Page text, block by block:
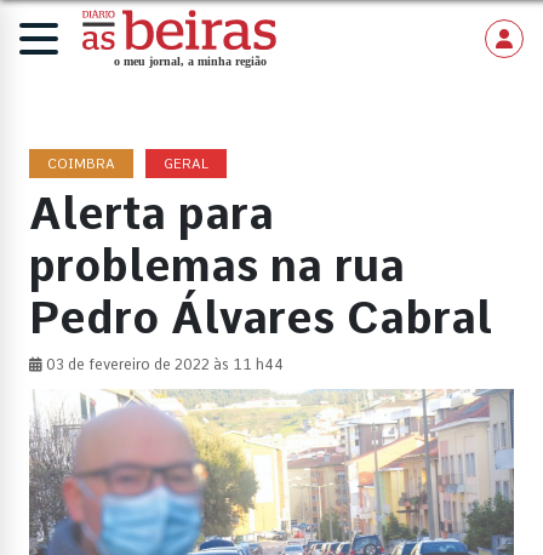
COIMBRA GERAL
Alerta para
problemas na rua
Pedro Álvares Cabral
03 de fevereiro de 2022 às 11 h44